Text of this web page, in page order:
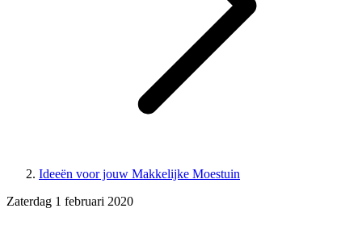
Ideeën voor jouw Makkelijke Moestuin
Zaterdag 1 februari 2020